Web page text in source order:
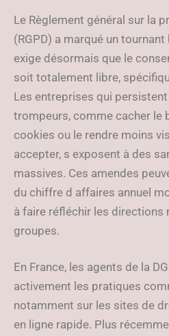
Le Règlement général sur la
(RGPD) a marqué un tournant
exige désormais que le
soit totalement libre,
Les entreprises qui
trompeurs, comme cacher le
cookies ou le rendre moins
accepter, s exposent à des
massives. Ces amendes
du chiffre d affaires annuel
à faire réfléchir les directions
groupes.
En France, les agents de la
activement les pratiques
notamment sur les sites de
en ligne rapide. Plus